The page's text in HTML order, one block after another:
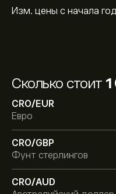
Сколько стоит 1
CRO/EUR
Евро
CRO/GBP
Фунт стерлингов
CRO/AUD
Изм. цены с начала